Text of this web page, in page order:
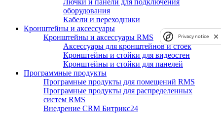
оборудования
Кабели и переходники
Кронштейны и аксессуары
Кронштейны и аксессуары RMS
Аксессуары для кронштейнов и стоек
Кронштейны и стойки для видеостен
Кронштейны и стойки для панелей
Программные продукты
Програмные продукты для помещений RMS
Програмные продукты для распределенных
систем RMS
Внедрение CRM Битрикс24
Privacy notice